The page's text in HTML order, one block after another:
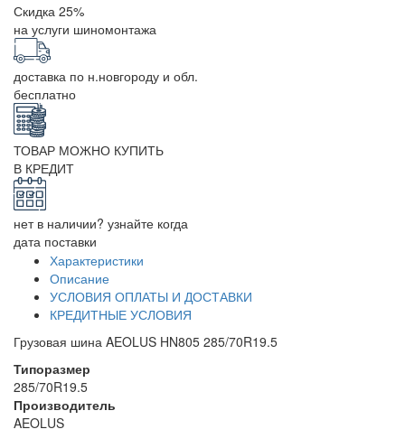
Скидка 25%
на услуги шиномонтажа
доставка по н.новгороду и обл.
бесплатно
ТОВАР МОЖНО КУПИТЬ
В КРЕДИТ
нет в наличии? узнайте когда
дата поставки
Характеристики
Описание
УСЛОВИЯ ОПЛАТЫ И ДОСТАВКИ
КРЕДИТНЫЕ УСЛОВИЯ
Грузовая шина AEOLUS HN805 285/70R19.5
Типоразмер
285/70R19.5
Производитель
AEOLUS